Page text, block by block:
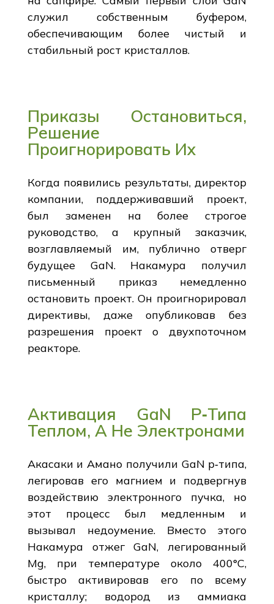
служил собственным буфером,
обеспечивающим более чистый и
стабильный рост кристаллов.
Приказы Остановиться,
Решение
Проигнорировать Их
Когда появились результаты, директор
компании, поддерживавший проект,
был заменен на более строгое
руководство, а крупный заказчик,
возглавляемый им, публично отверг
будущее GaN. Накамура получил
письменный приказ немедленно
остановить проект. Он проигнорировал
директивы, даже опубликовав без
разрешения проект о двухпоточном
реакторе.
Активация GaN P‑Типа
Теплом, А Не Электронами
Акасаки и Амано получили GaN p‑типа,
легировав его магнием и подвергнув
воздействию электронного пучка, но
этот процесс был медленным и
вызывал недоумение. Вместо этого
Накамура отжег GaN, легированный
Mg, при температуре около 400°C,
быстро активировав его по всему
кристаллу; водород из аммиака